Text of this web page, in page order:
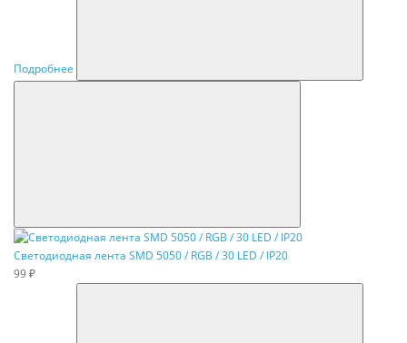
Подробнее
Светодиодная лента SMD 5050 / RGB / 30 LED / IP20
99 ₽